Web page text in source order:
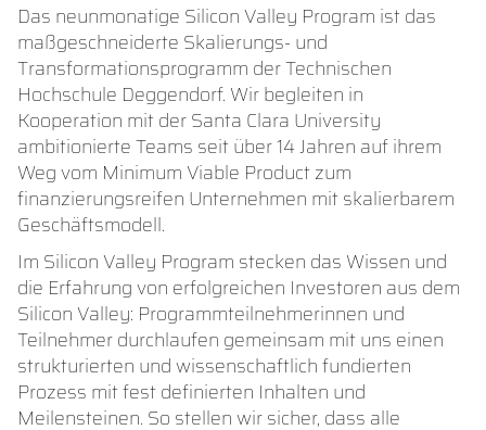
Das neunmonatige Silicon Valley Program ist das
maßgeschneiderte Skalierungs- und
Transformationsprogramm der Technischen
Hochschule Deggendorf. Wir begleiten in
Kooperation mit der Santa Clara University
ambitionierte Teams seit über 14 Jahren auf ihrem
Weg vom Minimum Viable Product zum
finanzierungsreifen Unternehmen mit skalierbarem
Geschäftsmodell.
Im Silicon Valley Program stecken das Wissen und
die Erfahrung von erfolgreichen Investoren aus dem
Silicon Valley: Programmteilnehmerinnen und
Teilnehmer durchlaufen gemeinsam mit uns einen
strukturierten und wissenschaftlich fundierten
Prozess mit fest definierten Inhalten und
Meilensteinen. So stellen wir sicher, dass alle